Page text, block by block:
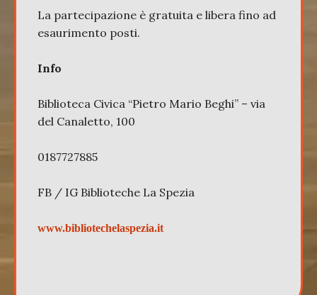
La partecipazione è gratuita e libera fino ad
esaurimento posti.
Info
Biblioteca Civica “Pietro Mario Beghi” – via
del Canaletto, 100
0187727885
FB / IG Biblioteche La Spezia
www.bibliotechelaspezia.it